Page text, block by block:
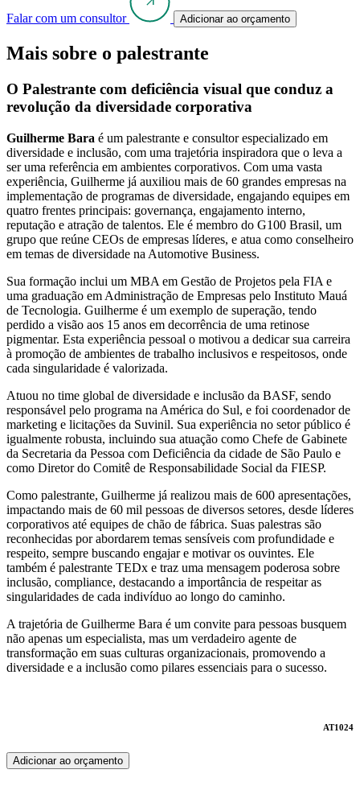
Falar com um consultor Adicionar ao orçamento
Mais sobre o palestrante
O Palestrante com deficiência visual que conduz a
revolução da diversidade corporativa
Guilherme Bara é um palestrante e consultor especializado em
diversidade e inclusão, com uma trajetória inspiradora que o leva a
ser uma referência em ambientes corporativos. Com uma vasta
experiência, Guilherme já auxiliou mais de 60 grandes empresas na
implementação de programas de diversidade, engajando equipes em
quatro frentes principais: governança, engajamento interno,
reputação e atração de talentos. Ele é membro do G100 Brasil, um
grupo que reúne CEOs de empresas líderes, e atua como conselheiro
em temas de diversidade na Automotive Business.
Sua formação inclui um MBA em Gestão de Projetos pela FIA e
uma graduação em Administração de Empresas pelo Instituto Mauá
de Tecnologia. Guilherme é um exemplo de superação, tendo
perdido a visão aos 15 anos em decorrência de uma retinose
pigmentar. Esta experiência pessoal o motivou a dedicar sua carreira
à promoção de ambientes de trabalho inclusivos e respeitosos, onde
cada singularidade é valorizada.
Atuou no time global de diversidade e inclusão da BASF, sendo
responsável pelo programa na América do Sul, e foi coordenador de
marketing e licitações da Suvinil. Sua experiência no setor público é
igualmente robusta, incluindo sua atuação como Chefe de Gabinete
da Secretaria da Pessoa com Deficiência da cidade de São Paulo e
como Diretor do Comitê de Responsabilidade Social da FIESP.
Como palestrante, Guilherme já realizou mais de 600 apresentações,
impactando mais de 60 mil pessoas de diversos setores, desde líderes
corporativos até equipes de chão de fábrica. Suas palestras são
reconhecidas por abordarem temas sensíveis com profundidade e
respeito, sempre buscando engajar e motivar os ouvintes. Ele
também é palestrante TEDx e traz uma mensagem poderosa sobre
inclusão, compliance, destacando a importância de respeitar as
singularidades de cada indivíduo ao longo do caminho.
A trajetória de Guilherme Bara é um convite para pessoas busquem
não apenas um especialista, mas um verdadeiro agente de
transformação em suas culturas organizacionais, promovendo a
diversidade e a inclusão como pilares essenciais para o sucesso.
AT1024
Adicionar ao orçamento